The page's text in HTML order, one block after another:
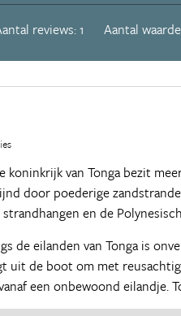
reviews: 1 Aantal
koninkrijk van Tonga bezit
door poederige
en de
de eilanden van Tonga is
uit de boot om met
een onbewoond eilandje.